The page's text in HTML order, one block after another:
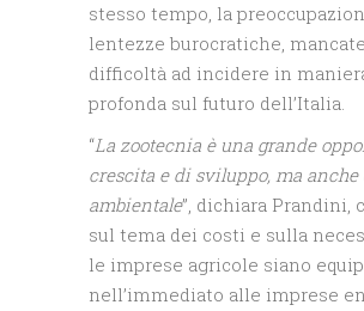
stesso tempo, la
lentezze burocratiche,
difficoltà ad incidere in
profonda sul futuro dell’Italia.
“La zootecnia è una grande
crescita e di sviluppo, ma
ambientale”, dichiara Prandini,
sul tema dei costi e sulla
le imprese agricole siano
nell’immediato alle imprese